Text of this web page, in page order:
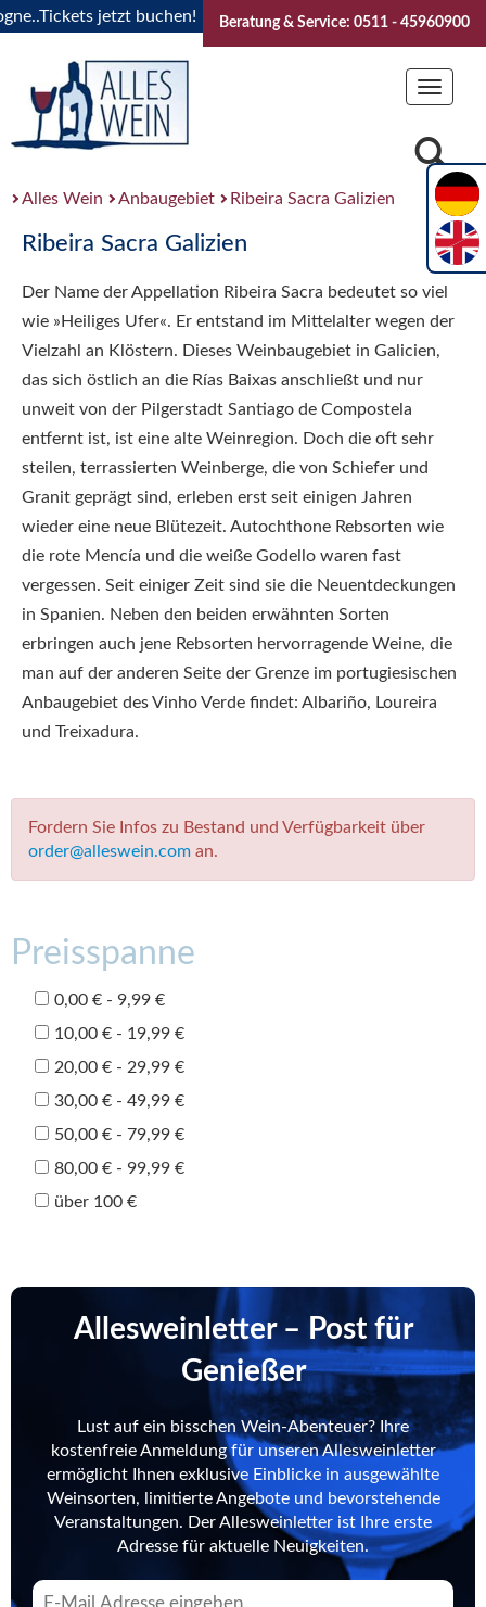
jetzt buchen! "Das Sommerfest 2026" Vive la
Beratung & Service: 0511 - 45960900
Toggle
Alles Wein Anbaugebiet Ribeira Sacra Galizien
Ribeira Sacra Galizien
Der Name der Appellation Ribeira Sacra bedeutet so viel
wie »Heiliges Ufer«. Er entstand im Mittelalter wegen der
Vielzahl an Klöstern. Dieses Weinbaugebiet in Galicien,
das sich östlich an die Rías Baixas anschließt und nur
unweit von der Pilgerstadt Santiago de Compostela
entfernt ist, ist eine alte Weinregion. Doch die oft sehr
steilen, terrassierten Weinberge, die von Schiefer und
Granit geprägt sind, erleben erst seit einigen Jahren
wieder eine neue Blütezeit. Autochthone Rebsorten wie
die rote Mencía und die weiße Godello waren fast
vergessen. Seit einiger Zeit sind sie die Neuentdeckungen
in Spanien. Neben den beiden erwähnten Sorten
erbringen auch jene Rebsorten hervorragende Weine, die
man auf der anderen Seite der Grenze im portugiesischen
Anbaugebiet des Vinho Verde findet: Albariño, Loureira
und Treixadura.
Fordern Sie Infos zu Bestand und Verfügbarkeit über
order@alleswein.com an.
Preisspanne
0,00 € - 9,99 €
10,00 € - 19,99 €
20,00 € - 29,99 €
30,00 € - 49,99 €
50,00 € - 79,99 €
80,00 € - 99,99 €
über 100 €
Allesweinletter – Post für
Genießer
Lust auf ein bisschen Wein-Abenteuer? Ihre
kostenfreie Anmeldung für unseren Allesweinletter
ermöglicht Ihnen exklusive Einblicke in ausgewählte
Weinsorten, limitierte Angebote und bevorstehende
Veranstaltungen. Der Allesweinletter ist Ihre erste
Adresse für aktuelle Neuigkeiten.